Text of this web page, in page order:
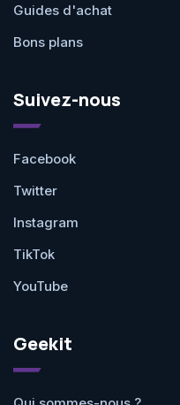
Guides d'achat
Bons plans
Suivez-nous
Facebook
Twitter
Instagram
TikTok
YouTube
Geekit